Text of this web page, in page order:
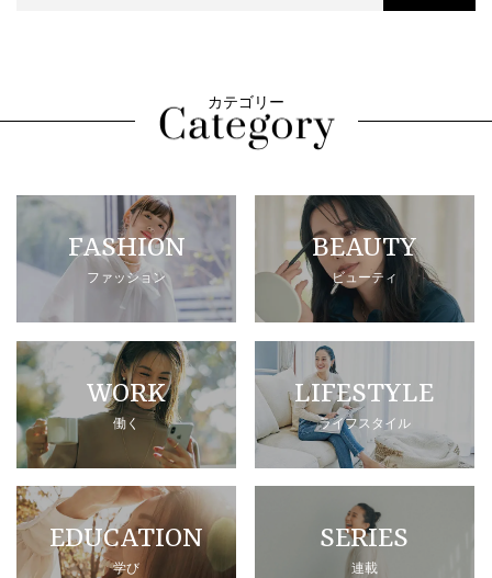
カテゴリー
FASHION
ファッション
BEAUTY
ビューティ
WORK
働く
LIFESTYLE
ライフスタイル
EDUCATION
学び
SERIES
連載